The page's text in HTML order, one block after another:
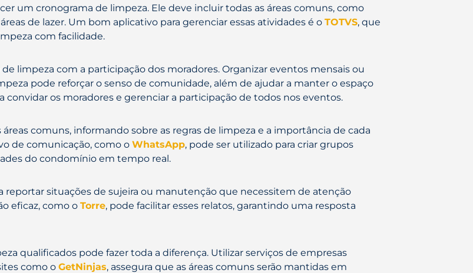
um cronograma de limpeza. Ele deve incluir todas as áreas comuns, como
de lazer. Um bom aplicativo para gerenciar essas atividades é o TOTVS, que
com facilidade.
limpeza com a participação dos moradores. Organizar eventos mensais ou
pode reforçar o senso de comunidade, além de ajudar a manter o espaço
convidar os moradores e gerenciar a participação de todos nos eventos.
comuns, informando sobre as regras de limpeza e a importância de cada
de comunicação, como o WhatsApp, pode ser utilizado para criar grupos
do condomínio em tempo real.
situações de sujeira ou manutenção que necessitem de atenção
eficaz, como o Torre, pode facilitar esses relatos, garantindo uma resposta
qualificados pode fazer toda a diferença. Utilizar serviços de empresas
como o GetNinjas, assegura que as áreas comuns serão mantidas em